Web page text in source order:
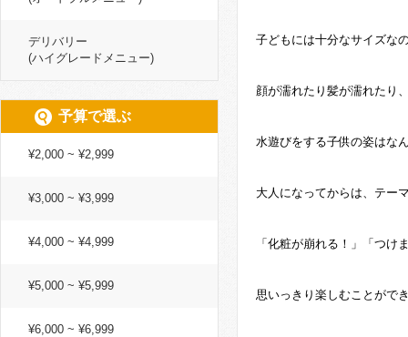
子どもには十分なサイズな
顔が濡れたり髪が濡れたり
水遊びをする子供の姿はな
大人になってからは、テー
「化粧が崩れる！」「つけ
思いっきり楽しむことがで
デリバリー
(ハイグレードメニュー)
予算で選ぶ
¥2,000 ~ ¥2,999
¥3,000 ~ ¥3,999
¥4,000 ~ ¥4,999
¥5,000 ~ ¥5,999
¥6,000 ~ ¥6,999